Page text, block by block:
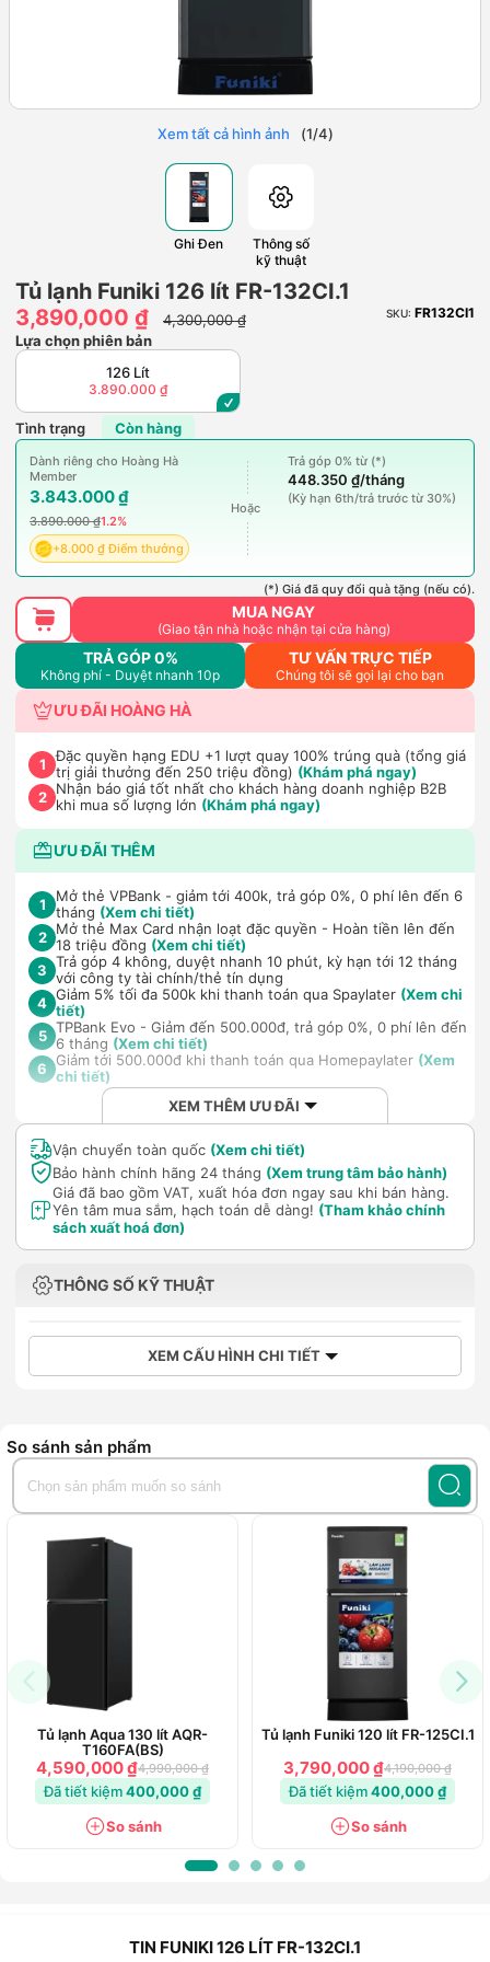
Xem tất cả hình ảnh (1/4)
Ghi Đen
Thông số
kỹ thuật
Tủ lạnh Funiki 126 lít FR-132CI.1
3,890,000 ₫
4,300,000 ₫ SKU: FR132CI1
Lựa chọn phiên bản
126 Lít
3.890.000 ₫
Tình trạng Còn hàng
Dành riêng cho Hoàng Hà
Member
3.843.000 ₫
3.890.000 ₫1.2%
+8.000 ₫ Điểm thưởng
Hoặc
Trả góp 0% từ (*)
448.350 ₫/tháng
(Kỳ hạn 6th/trả trước từ 30%)
(*) Giá đã quy đổi quà tặng (nếu có).
MUA NGAY
(Giao tận nhà hoặc nhận tại cửa hàng)
TRẢ GÓP 0%
Không phí - Duyệt nhanh 10p
TƯ VẤN TRỰC TIẾP
Chúng tôi sẽ gọi lại cho bạn
ƯU ĐÃI HOÀNG HÀ
1
Đặc quyền hạng EDU +1 lượt quay 100% trúng quà (tổng giá
trị giải thưởng đến 250 triệu đồng) (Khám phá ngay)
2 Nhận báo giá tốt nhất cho khách hàng doanh nghiệp B2B
khi mua số lượng lớn (Khám phá ngay)
ƯU ĐÃI THÊM
1
Mở thẻ VPBank - giảm tới 400k, trả góp 0%, 0 phí lên đến 6
tháng (Xem chi tiết)
2 Mở thẻ Max Card nhận loạt đặc quyền - Hoàn tiền lên đến
18 triệu đồng (Xem chi tiết)
3 Trả góp 4 không, duyệt nhanh 10 phút, kỳ hạn tới 12 tháng
với công ty tài chính/thẻ tín dụng
4 Giảm 5% tối đa 500k khi thanh toán qua Spaylater (Xem chi
tiết)
5 TPBank Evo - Giảm đến 500.000đ, trả góp 0%, 0 phí lên đến
6 tháng (Xem chi tiết)
6
Giảm tới 500.000đ khi thanh toán qua Homepaylater (Xem
chi tiết)
XEM THÊM ƯU ĐÃI
Vận chuyển toàn quốc (Xem chi tiết)
Bảo hành chính hãng 24 tháng (Xem trung tâm bảo hành)
Giá đã bao gồm VAT, xuất hóa đơn ngay sau khi bán hàng.
Yên tâm mua sắm, hạch toán dễ dàng! (Tham khảo chính
sách xuất hoá đơn)
THÔNG SỐ KỸ THUẬT
XEM CẤU HÌNH CHI TIẾT
So sánh sản phẩm
Tủ lạnh Aqua 130 lít AQR-
T160FA(BS)
4,590,000 ₫4,990,000 ₫
Đã tiết kiệm400,000 ₫
So sánh
Tủ lạnh Funiki 120 lít FR-125CI.1
3,790,000 ₫4,190,000 ₫
Đã tiết kiệm400,000 ₫
So sánh
TIN FUNIKI 126 LÍT FR-132CI.1